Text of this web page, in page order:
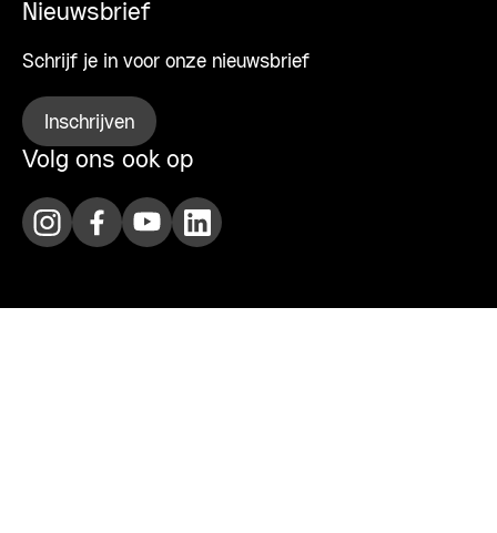
Nieuwsbrief
Schrijf je in voor onze nieuwsbrief
Inschrijven
Volg ons ook op